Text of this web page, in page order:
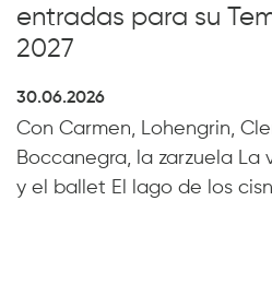
entradas para su
2027
30.06.2026
Con Carmen, Lohengrin,
Boccanegra, la zarzuela
y el ballet El lago de los